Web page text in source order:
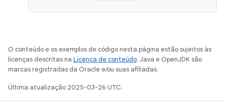
O conteúdo e os exemplos de código nesta página estão sujeitos às
licenças descritas na Licença de conteúdo. Java e OpenJDK são
marcas registradas da Oracle e/ou suas afiliadas.
Última atualização 2025-03-26 UTC.